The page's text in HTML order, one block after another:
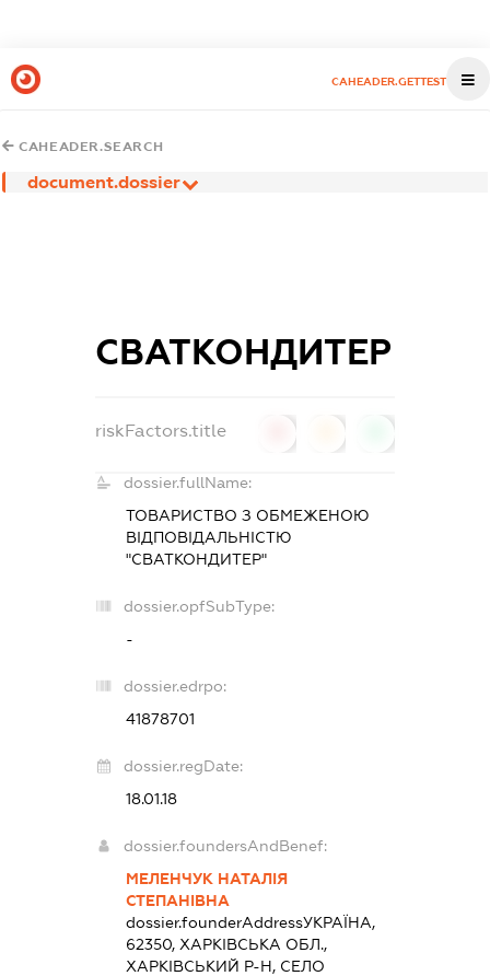
CAHEADER.GETTEST
CAHEADER.SEARCH
document.dossier
СВАТКОНДИТЕР
riskFactors.title
dossier.fullName:
ТОВАРИСТВО З ОБМЕЖЕНОЮ
ВІДПОВІДАЛЬНІСТЮ
"СВАТКОНДИТЕР"
dossier.opfSubType:
-
dossier.edrpo:
41878701
dossier.regDate:
18.01.18
dossier.foundersAndBenef:
МЕЛЕНЧУК НАТАЛІЯ
СТЕПАНІВНА
dossier.founderAddressУКРАЇНА,
62350, ХАРКІВСЬКА ОБЛ.,
ХАРКІВСЬКИЙ Р-Н, СЕЛО